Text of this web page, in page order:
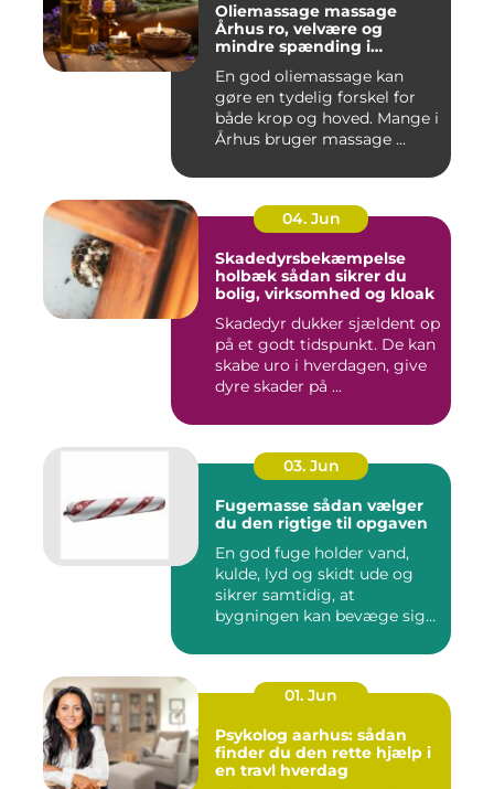
Oliemassage massage
Århus ro, velvære og
mindre spænding i
En god oliemassage kan
gøre en tydelig forskel for
både krop og hoved. Mange i
Århus bruger massage ...
04. Jun
Skadedyrsbekæmpelse
holbæk sådan sikrer du
bolig, virksomhed og kloak
Skadedyr dukker sjældent op
på et godt tidspunkt. De kan
skabe uro i hverdagen, give
dyre skader på ...
03. Jun
Fugemasse sådan vælger
du den rigtige til opgaven
En god fuge holder vand,
kulde, lyd og skidt ude og
sikrer samtidig, at
bygningen kan bevæge sig
01. Jun
Psykolog aarhus: sådan
finder du den rette hjælp i
en travl hverdag